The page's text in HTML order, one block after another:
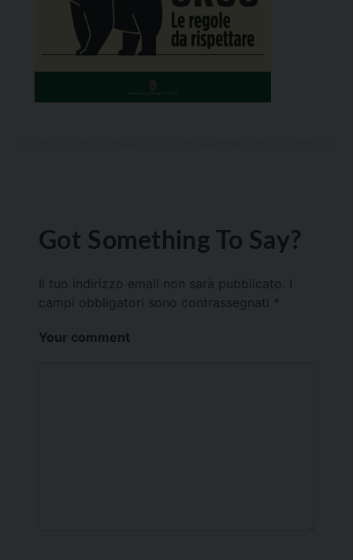
Got Something To Say?
Il tuo indirizzo email non sarà pubblicato.
campi obbligatori sono contrassegnati *
Your comment